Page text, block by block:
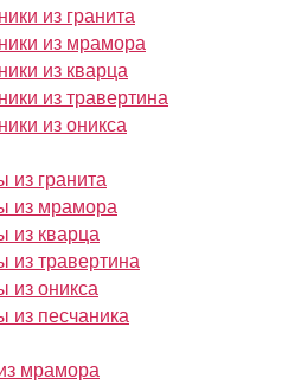
из гранита
из мрамора
из кварца
из травертина
из оникса
из гранита
из мрамора
из кварца
из травертина
из оникса
из песчаника
мрамора